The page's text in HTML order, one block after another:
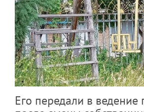
Его передали в ведение